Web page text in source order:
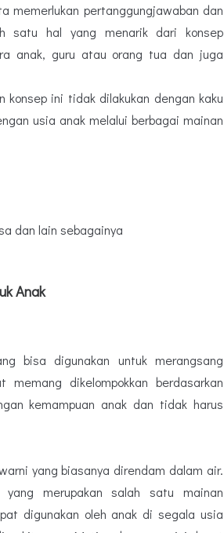
memerlukan pertanggungjawaban dan
satu hal yang menarik dari konsep
anak, guru atau orang tua dan juga
konsep ini tidak dilakukan dengan kaku
usia anak melalui berbagai mainan
dan lain sebagainya
Anak
bisa digunakan untuk merangsang
dikelompokkan berdasarkan
kemampuan anak dan tidak harus
yang biasanya direndam dalam air.
merupakan salah satu mainan
digunakan oleh anak di segala usia